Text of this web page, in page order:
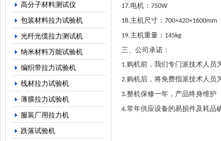
高分子材料测试仪
包装材料拉力试验机
光纤光缆拉力测试机
纳米材料万能试验机
编织带拉力试验机
线材拉力试验机
薄膜拉力试验机
服装厂用拉力机
跌落试验机
17.电机： 750W
18.主机尺寸： 700×420×1600mm
19.主机重量： 145kg
三、 公司承诺：
1.购机前，我们专门派技术人员
2.购机后，将免费指派技术人员
3.整机保修一年，产品终身维护
4.常年供应设备的易损件及耗品